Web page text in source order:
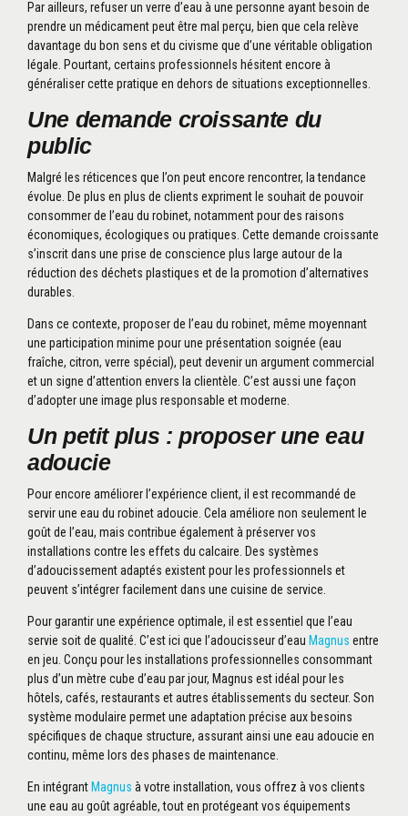
Je veux prendre rendez-vous pour
J’ai un projet/chantier précis
Par ailleurs, refuser un verre d’eau à une personne ayant besoin de
prendre un médicament peut être mal perçu, bien que cela relève
davantage du bon sens et du civisme que d’une véritable obligation
légale. Pourtant, certains professionnels hésitent encore à
généraliser cette pratique en dehors de situations exceptionnelles.
Une demande croissante du
public
Malgré les réticences que l’on peut encore rencontrer, la tendance
évolue. De plus en plus de clients expriment le souhait de pouvoir
consommer de l’eau du robinet, notamment pour des raisons
économiques, écologiques ou pratiques. Cette demande croissante
s’inscrit dans une prise de conscience plus large autour de la
réduction des déchets plastiques et de la promotion d’alternatives
durables.
Dans ce contexte, proposer de l’eau du robinet, même moyennant
une participation minime pour une présentation soignée (eau
fraîche, citron, verre spécial), peut devenir un argument commercial
et un signe d’attention envers la clientèle. C’est aussi une façon
d’adopter une image plus responsable et moderne.
Un petit plus : proposer une eau
adoucie
Pour encore améliorer l’expérience client, il est recommandé de
servir une eau du robinet adoucie. Cela améliore non seulement le
goût de l’eau, mais contribue également à préserver vos
installations contre les effets du calcaire. Des systèmes
d’adoucissement adaptés existent pour les professionnels et
peuvent s’intégrer facilement dans une cuisine de service.
Pour garantir une expérience optimale, il est essentiel que l’eau
servie soit de qualité. C’est ici que l’adoucisseur d’eau Magnus entre
en jeu. Conçu pour les installations professionnelles consommant
plus d’un mètre cube d’eau par jour, Magnus est idéal pour les
hôtels, cafés, restaurants et autres établissements du secteur. Son
système modulaire permet une adaptation précise aux besoins
spécifiques de chaque structure, assurant ainsi une eau adoucie en
continu, même lors des phases de maintenance.
En intégrant Magnus à votre installation, vous offrez à vos clients
une eau au goût agréable, tout en protégeant vos équipements